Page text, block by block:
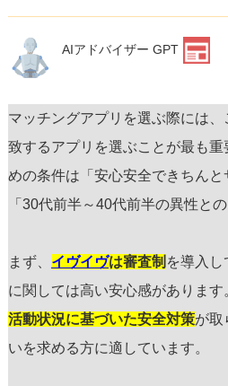
AIアドバイザー GPT
マッチングアプリを選ぶ際には
致するアプリを選ぶことが最も
めの条件は「安心安全できちんと
「30代前半～40代前半の異性と
まず、 イヴイヴは審査制 を導入
に関しては高い安心感があります
活動状況に基づいた安全対策が取
いを求める方に適しています。